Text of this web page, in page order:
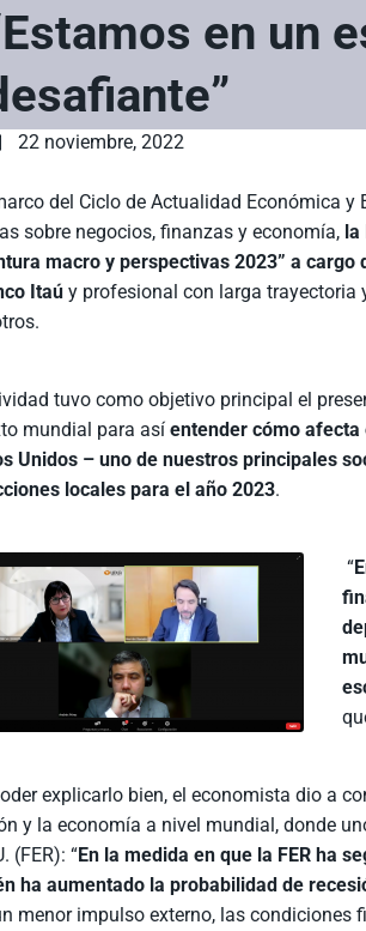
en un
22 noviembre, 2022
del Ciclo de Actualidad Económica
sobre negocios, finanzas y economía, la
macro y perspectivas 2023” a
Itaú y profesional con larga trayectoria
tuvo como objetivo principal el
mundial para asíentender cómo
Unidos – uno de nuestros principales
locales para el año 2023.
“
explicarlo bien, el economista dio a
y la economía a nivel mundial, donde
(FER): “En la medida en que la FER ha
ha aumentado la probabilidad de
menor impulso externo, las